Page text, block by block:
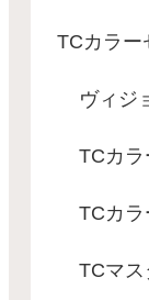
TCカラー
ヴィジ
TCカ
TCカ
TCマ